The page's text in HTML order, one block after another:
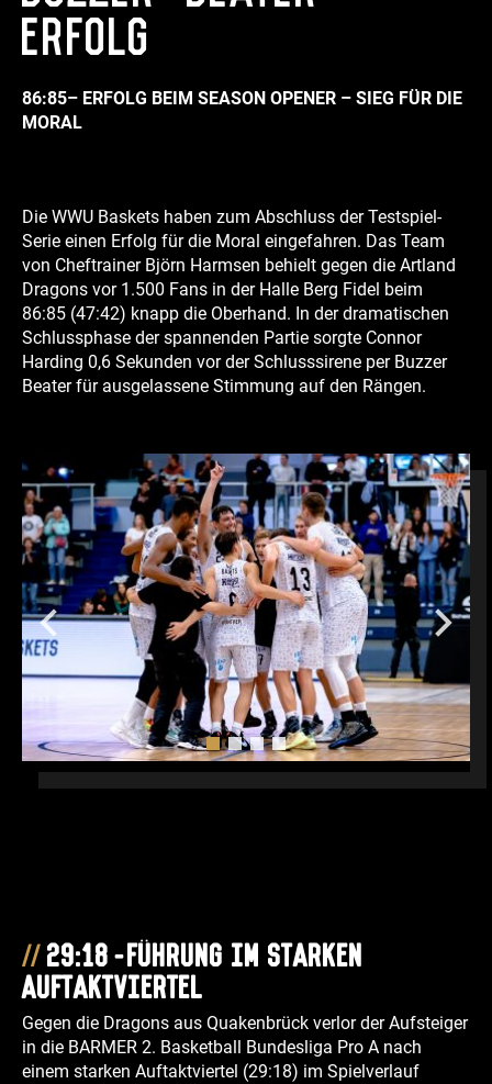
Erfolg
86:85– ERFOLG BEIM SEASON OPENER – SIEG FÜR DIE
MORAL
Die WWU Baskets haben zum Abschluss der Testspiel-
Serie einen Erfolg für die Moral eingefahren. Das Team
von Cheftrainer Björn Harmsen behielt gegen die Artland
Dragons vor 1.500 Fans in der Halle Berg Fidel beim
86:85 (47:42) knapp die Oberhand. In der dramatischen
Schlussphase der spannenden Partie sorgte Connor
Harding 0,6 Sekunden vor der Schlusssirene per Buzzer
Beater für ausgelassene Stimmung auf den Rängen.
29:18-Führung im starken
Auftaktviertel
Gegen die Dragons aus Quakenbrück verlor der Aufsteiger
in die BARMER 2. Basketball Bundesliga Pro A nach
einem starken Auftaktviertel (29:18) im Spielverlauf